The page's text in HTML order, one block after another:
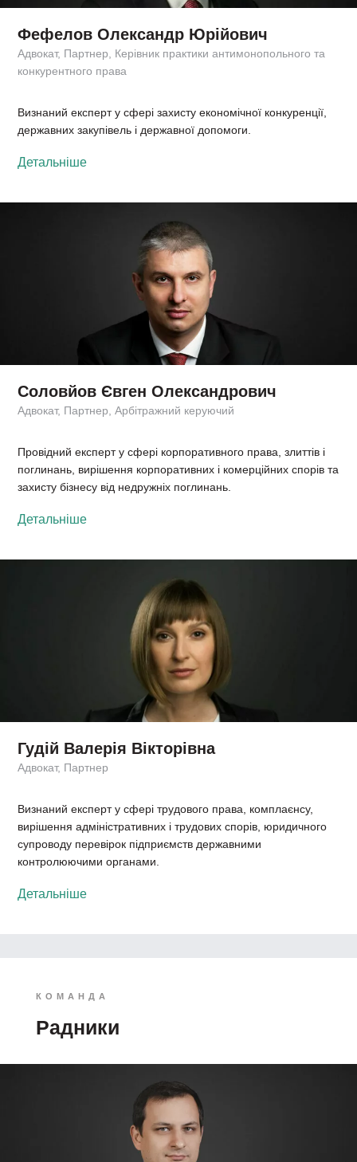
Фефелов Олександр Юрійович
Адвокат, Партнер, Керівник практики антимонопольного та
конкурентного права
Визнаний експерт у сфері захисту економічної конкуренції,
державних закупівель і державної допомоги.
Детальніше
Соловйов Євген Олександрович
Адвокат, Партнер, Арбітражний керуючий
Провідний експерт у сфері корпоративного права, злиттів і
поглинань, вирішення корпоративних і комерційних спорів та
захисту бізнесу від недружніх поглинань.
Детальніше
Гудій Валерія Вікторівна
Адвокат, Партнер
Визнаний експерт у сфері трудового права, комплаєнсу,
вирішення адміністративних і трудових спорів, юридичного
супроводу перевірок підприємств державними
контролюючими органами.
Детальніше
КОМАНДА
Радники